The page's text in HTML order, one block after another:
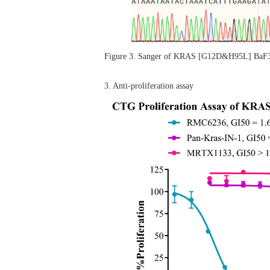
Figure 3. Sanger of KRAS [G12D&H95L]
3. Anti-proliferation assay